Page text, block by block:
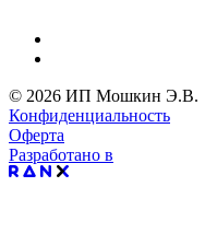
© 2026 ИП Мошкин Э.В.
Конфиденциальность
Оферта
Разработано в